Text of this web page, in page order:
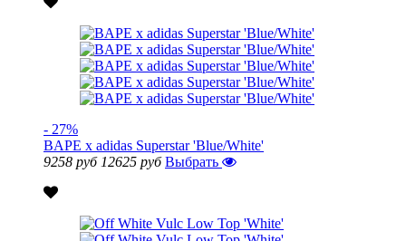
- 27%
BAPE x adidas Superstar 'Blue/White'
9258 руб 12625 руб Выбрать